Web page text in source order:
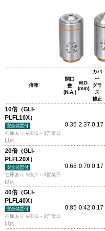
倍率
開口
数
(N.A.)
W.D.
(mm)
カバ
ー
グラ
ス
補正
10倍（GLI-
PLFL10X）
安全装置付
在庫あり 納期1～3営業日
以内
0.35 2.37 0.17
20倍（GLI-
PLFL20X）
安全装置付
在庫あり 納期1～3営業日
以内
0.65 0.70 0.17
40倍（GLI-
PLFL40X）
安全装置付
在庫あり 納期1～3営業日
以内
0.85 0.42 0.17